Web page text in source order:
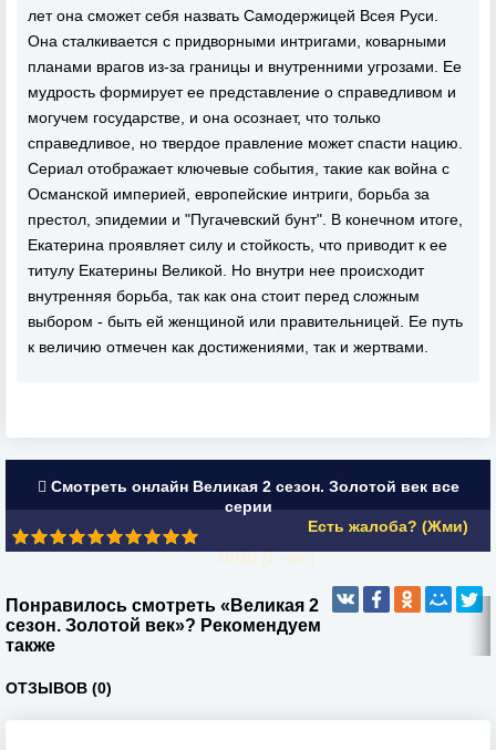
лет она сможет себя назвать Самодержицей Всея Руси.
Она сталкивается с придворными интригами, коварными
планами врагов из-за границы и внутренними угрозами. Ее
мудрость формирует ее представление о справедливом и
могучем государстве, и она осознает, что только
справедливое, но твердое правление может спасти нацию.
Сериал отображает ключевые события, такие как война с
Османской империей, европейские интриги, борьба за
престол, эпидемии и "Пугачевский бунт". В конечном итоге,
Екатерина проявляет силу и стойкость, что приводит к ее
титулу Екатерины Великой. Но внутри нее происходит
внутренняя борьба, так как она стоит перед сложным
выбором - быть ей женщиной или правительницей. Ее путь
к величию отмечен как достижениями, так и жертвами.
Смотреть онлайн Великая 2 сезон. Золотой век все
серии
Есть жалоба? (Жми)
10/10 (1чел.)
Понравилось смотреть «Великая 2
сезон. Золотой век»? Рекомендуем
также
ОТЗЫВОВ (0)